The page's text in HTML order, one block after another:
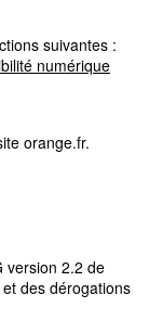
suivantes :
numérique
orange.fr.
version 2.2 de
des dérogations